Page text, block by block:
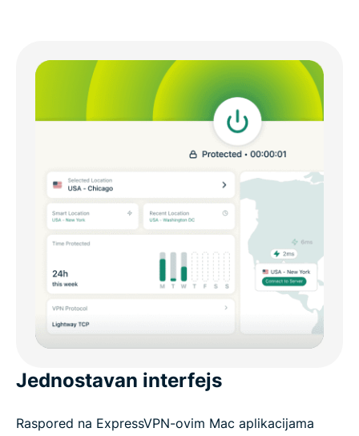
Jednostavan interfejs
Raspored na ExpressVPN-ovim Mac aplikacijama